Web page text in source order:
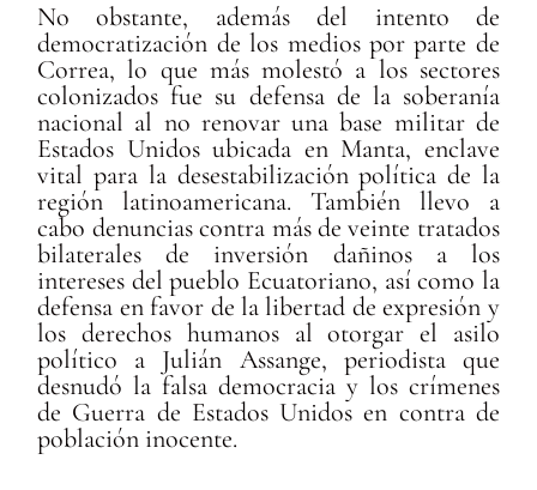
No obstante, además del intento de
democratización de los medios por parte de
Correa, lo que más molestó a los sectores
colonizados fue su defensa de la soberanía
nacional al no renovar una base militar de
Estados Unidos ubicada en Manta, enclave
vital para la desestabilización política de la
región latinoamericana. También llevo a
cabo denuncias contra más de veinte tratados
bilaterales de inversión dañinos a los
intereses del pueblo Ecuatoriano, así como la
defensa en favor de la libertad de expresión y
los derechos humanos al otorgar el asilo
político a Julián Assange, periodista que
desnudó la falsa democracia y los crímenes
de Guerra de Estados Unidos en contra de
población inocente.